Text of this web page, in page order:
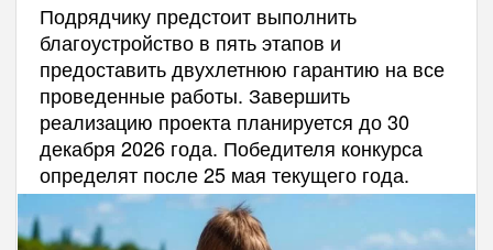
Подрядчику предстоит выполнить
благоустройство в пять этапов и
предоставить двухлетнюю гарантию на все
проведенные работы. Завершить
реализацию проекта планируется до 30
декабря 2026 года. Победителя конкурса
определят после 25 мая текущего года.